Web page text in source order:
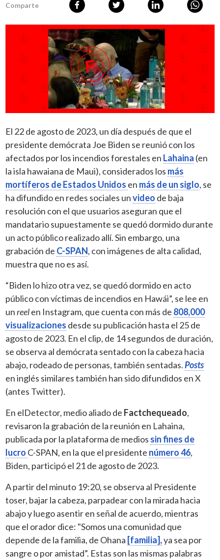
Comparte
El 22 de agosto de 2023, un día después de que el
presidente demócrata Joe Biden se reunió con los
afectados por los incendios forestales en Lahaina (en
la isla hawaiana de Maui), considerados los más
mortíferos de Estados Unidos en más de un siglo, se
ha difundido en redes sociales unvideo de baja
resolución con el que usuarios aseguran que el
mandatario supuestamente se quedó dormido durante
un acto público realizado allí. Sin embargo, una
grabación de C-SPAN, con imágenes de alta calidad,
muestra que no es así.
“Biden lo hizo otra vez, se quedó dormido en acto
público con víctimas de incendios en Hawái”, se lee en
unreelen Instagram, que cuenta con más de 808,000
visualizaciones desde su publicación hasta el 25 de
agosto de 2023. En el clip, de 14 segundos de duración,
se observa al demócrata sentado con la cabeza hacia
abajo, rodeado de personas, también sentadas.Posts
en inglés similares también han sido difundidos en X
(antes Twitter).
En elDetector, medio aliado de Factchequeado,
revisaron la grabación de la reunión en Lahaina,
publicada por la plataforma de medios sin fines de
lucro C-SPAN, en la que el presidente número 46,
Biden, participó el 21 de agosto de 2023.
A partir del minuto 19:20, se observa al Presidente
toser, bajar la cabeza, parpadear con la mirada hacia
abajo y luego asentir en señal de acuerdo, mientras
que el orador dice: "Somos una comunidad que
depende de la familia, de Ohana [familia],ya sea por
sangre o por amistad”. Estas son las mismas palabras